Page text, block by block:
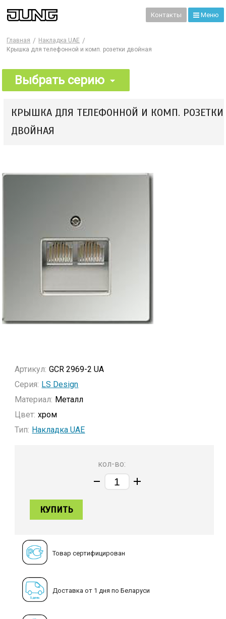
Контакты Меню
Главная
Накладка UAE
Крышка для телефонной и комп. розетки двойная
Выбрать серию
КРЫШКА ДЛЯ ТЕЛЕФОННОЙ И КОМП. РОЗЕТКИ
ДВОЙНАЯ
Артикул: GCR 2969-2 UA
Серия: LS Design
Материал: Металл
Цвет: хром
Тип: Накладка UAE
кол-во:
КУПИТЬ
Товар сертифицирован
Доставка от 1 дня по Беларуси